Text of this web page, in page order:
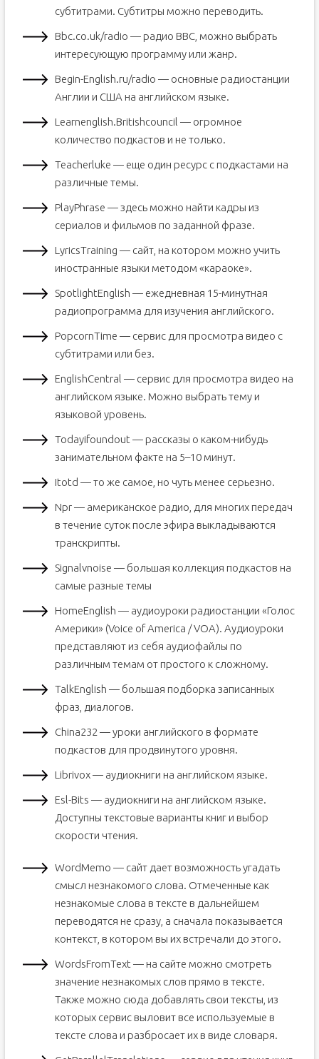
субтитрами. Субтитры можно переводить.
Bbc.co.uk/radio — радио BBC, можно выбрать
интересующую программу или жанр.
Begin-English.ru/radio — основные радиостанции
Англии и США на английском языке.
Learnenglish.Britishcouncil — огромное
количество подкастов и не только.
Teacherluke — еще один ресурс с подкастами на
различные темы.
PlayPhrase — здесь можно найти кадры из
сериалов и фильмов по заданной фразе.
LyricsTraining — сайт, на котором можно учить
иностранные языки методом «караоке».
SpotlightEnglish — ежедневная 15-минутная
радиопрограмма для изучения английского.
PopcornTime — сервис для просмотра видео с
субтитрами или без.
EnglishCentral — сервис для просмотра видео на
английском языке. Можно выбрать тему и
языковой уровень.
Todayifoundout — рассказы о каком-нибудь
занимательном факте на 5–10 минут.
Itotd — то же самое, но чуть менее серьезно.
Npr — американское радио, для многих передач
в течение суток после эфира выкладываются
транскрипты.
Signalvnoise — большая коллекция подкастов на
самые разные темы
HomeEnglish — аудиоуроки радиостанции «Голос
Америки» (Voice of America / VOA). Аудиоуроки
представляют из себя аудиофайлы по
различным темам от простого к сложному.
TalkEnglish — большая подборка записанных
фраз, диалогов.
China232 — уроки английского в формате
подкастов для продвинутого уровня.
Librivox — аудиокниги на английском языке.
Esl-Bits — аудиокниги на английском языке.
Доступны текстовые варианты книг и выбор
скорости чтения.
WordMemo — сайт дает возможность угадать
смысл незнакомого слова. Отмеченные как
незнакомые слова в тексте в дальнейшем
переводятся не сразу, а сначала показывается
контекст, в котором вы их встречали до этого.
WordsFromText — на сайте можно смотреть
значение незнакомых слов прямо в тексте.
Также можно сюда добавлять свои тексты, из
которых сервис выловит все используемые в
тексте слова и разбросает их в виде словаря.